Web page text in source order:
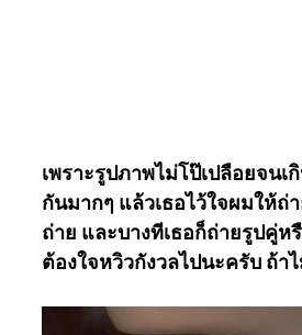
เพราะรูปภาพไม่โป๊เปลือยจน
กันมากๆ แล้วเธอไว้ใจผมให้
ถ่าย และบางทีเธอก็ถ่ายรูปคู่
ต้องใจหวิวกังวลไปนะครับ ถ้